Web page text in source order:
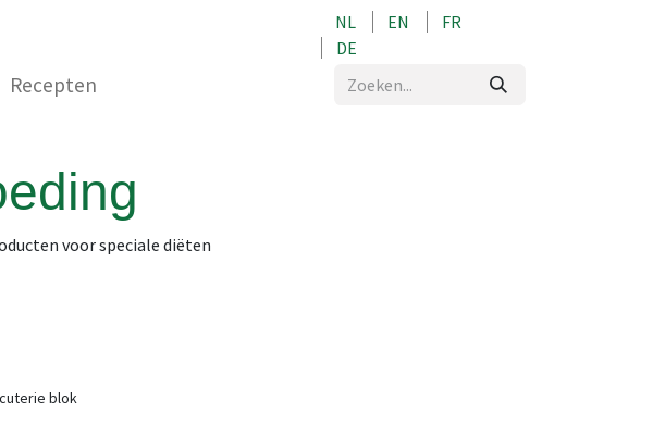
NL EN
FR
DE
Recepten
voor speciale diëten
blok